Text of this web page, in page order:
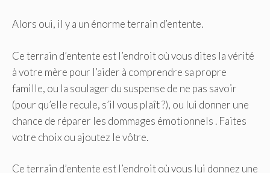
Alors oui, il y a un énorme terrain d’entente.
Ce terrain d’entente est l’endroit où vous dites la vérité
à votre mère pour l’aider à comprendre sa propre
famille, ou la soulager du suspense de ne pas savoir
(pour qu’elle recule, s’il vous plaît ?), ou lui donner une
chance de réparer les dommages émotionnels . Faites
votre choix ou ajoutez le vôtre.
Ce terrain d’entente est l’endroit où vous lui donnez une